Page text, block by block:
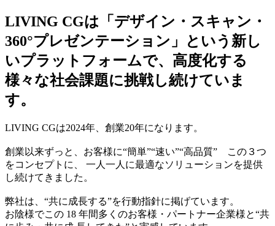
LIVING CGは「デザイン・スキャン・
360°プレゼンテーション」という新し
いプラットフォームで、高度化する
様々な社会課題に挑戦し続けていま
す。
LIVING CGは2024年、創業20年になります。
創業以来ずっと、お客様に“簡単”“速い”“高品質” この３つ
をコンセプトに、 一人一人に最適なソリューションを提供
し続けてきました。
弊社は、“共に成長する”を行動指針に掲げています。
お陰様でこの 18 年間多くのお客様・パートナー企業様と“共